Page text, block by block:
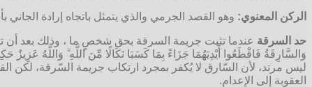
الركن المعنوي: وهو القصد الجرمي والذي يتمثل باتجاه إرادة
حد السرقة عندما تثبت جريمة السرقة بحق شخصٍ ما ، وذلك بعد أن
وَالسَّارِقَةُ فَاقْطَعُوا أَيْدِيَهُمَا جَزَاءً بِمَا كَسَبَا نَكَالًا مِّنَ اللَّهِ ۗ وَاللَّهُ
ليس مرتد، لأن السّارق لا يُكفر بمجرد ارتكاب جريمة السّرقة، لكن
العقوبة إلى الإعدام.